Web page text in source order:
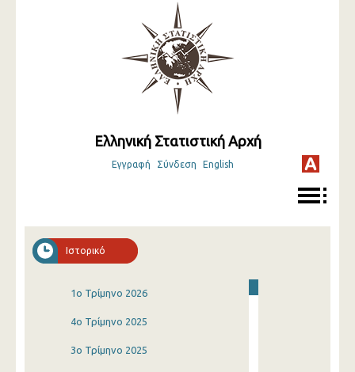
Ελληνική Στατιστική Αρχή
Εγγραφή Σύνδεση English
Ιστορικό
1o Τρίμηνο 2026
4o Τρίμηνο 2025
3o Τρίμηνο 2025